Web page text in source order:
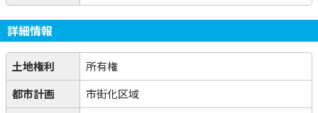
詳細情報
土地権利
所有権
都市計画
市街化区域